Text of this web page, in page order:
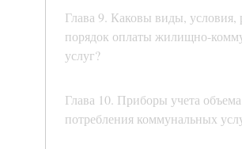
Глава 9. Каковы виды, условия,
порядок оплаты жилищно-
услуг?
Глава 10. Приборы учета объема
потребления коммунальных